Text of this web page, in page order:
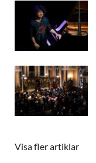
Visa fler artiklar